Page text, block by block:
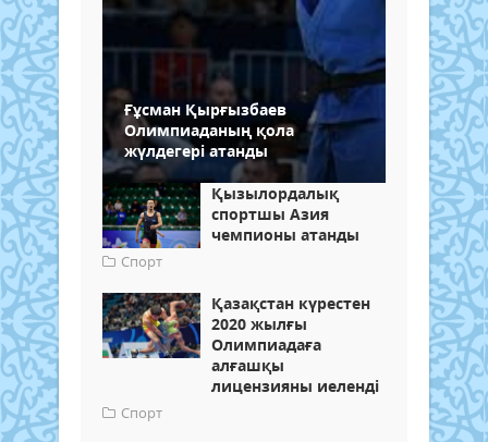
Ғұсман Қырғызбаев
Олимпиаданың қола
жүлдегері атанды
Қызылордалық
спортшы Азия
чемпионы атанды
Спорт
Қазақстан күрестен
2020 жылғы
Олимпиадаға
алғашқы
лицензияны иеленді
Спорт